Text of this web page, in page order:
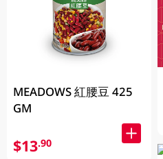
MEADOWS 紅腰豆 425
GM
$13.90